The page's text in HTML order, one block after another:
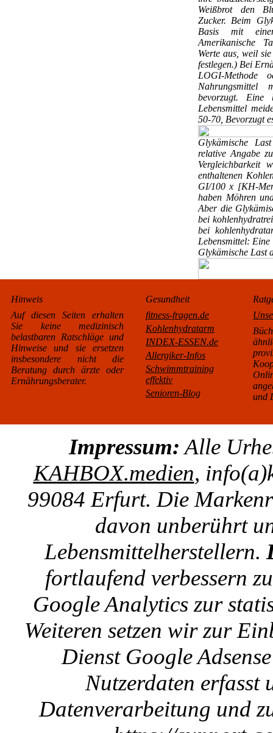
Weißbrot den
Zucker. Beim
Basis mit
Amerikanische
Werte aus, weil
festlegen.) Bei
LOGI-Methode
Nahrungsmittel
bevorzugt. Eine
Lebensmittel
50-70, Bevorzugt
Glykämische
relative Angabe
enthaltenen
GI/100 x [KH-
haben Möhren
Aber die
bei
bei
Lebensmittel:
Glykämische Last
Hinweis
Auf diesen Seiten erhalten
Sie keine medizinisch
belastbaren Ratschläge und
Hinweise und sie ersetzen
insbesondere nicht die
Beratung durch ärzte oder
Ernährungsberater.
Gesundheit
fitness-fragen.de
Kohlenhydratarm
INDEX-ESSEN.de
Allergiker-Infos
Schwimmtraining
effektiv
Senioren-Blog
und
Impressum: Alle
KAHBOX.medien,
99084 Erfurt. Die
davon unberührt
Lebensmittelherstellern.
fortlaufend verbessern
Google Analytics zur
Weiteren setzen wir zur
Dienst Google
Nutzerdaten erfasst
Datenverarbeitung und